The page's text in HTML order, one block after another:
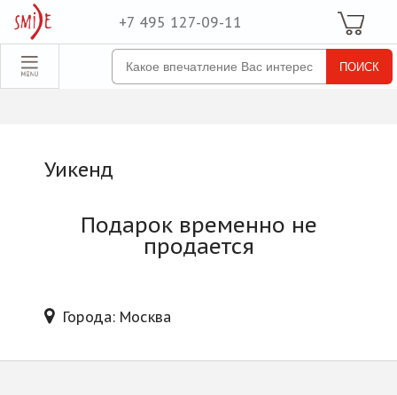
Для неё
набор
Для двоих
компании
+7 495 127-09-11 Ваша Корзина
Уикенд
Подарок временно не
продается
Города: Москва